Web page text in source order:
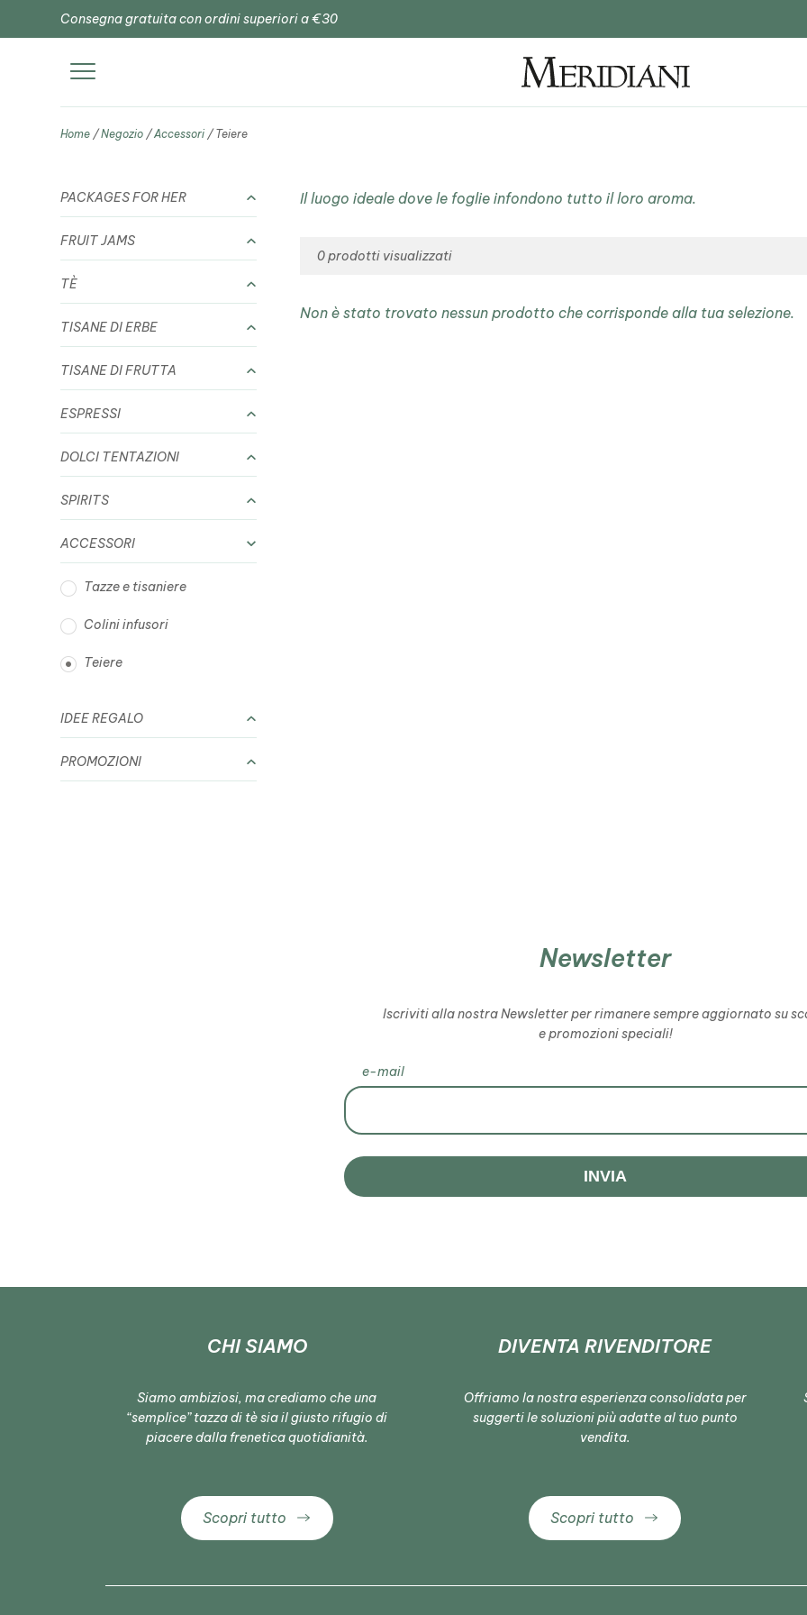
Consegna gratuita con ordini superiori a €30
Home /Negozio /Accessori / Teiere
Il luogo ideale dove le foglie infondono tutto il loro aroma.
0prodotti visualizzati
Non è stato trovato nessun prodotto che corrisponde alla tua selezione.
PACKAGES FOR HER
FRUIT JAMS
TÈ
TISANE DI ERBE
TISANE DI FRUTTA
ESPRESSI
DOLCI TENTAZIONI
SPIRITS
ACCESSORI
Tazze e tisaniere
Colini infusori
Teiere
IDEE REGALO
PROMOZIONI
Newsletter
Iscriviti alla nostra Newsletter per rimanere sempre aggiornato su
e promozioni speciali!
e-mail
INVIA
CHI SIAMO
Siamo ambiziosi, ma crediamo che una
“semplice” tazza di tè sia il giusto rifugio di
piacere dalla frenetica quotidianità.
Scopri tutto
DIVENTA RIVENDITORE
Offriamo la nostra esperienza consolidata per
suggerti le soluzioni più adatte al tuo punto
vendita.
Scopri tutto